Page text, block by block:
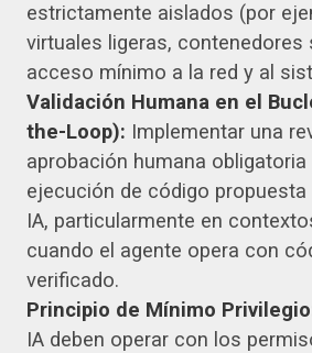
estrictamente aislados (por
virtuales ligeras, contenedores
acceso mínimo a la red y al
Validación Humana en el
the-Loop): Implementar una
aprobación humana obligatoria
ejecución de código propuesta
IA, particularmente en
cuando el agente opera con
verificado.
Principio de Mínimo
IA deben operar con los